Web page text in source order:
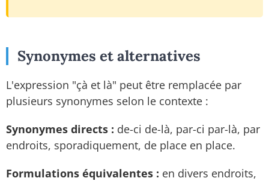
Synonymes et alternatives
L'expression "çà et là" peut être remplacée par
plusieurs synonymes selon le contexte :
Synonymes directs : de-ci de-là, par-ci par-là, par
endroits, sporadiquement, de place en place.
Formulations équivalentes : en divers endroits,